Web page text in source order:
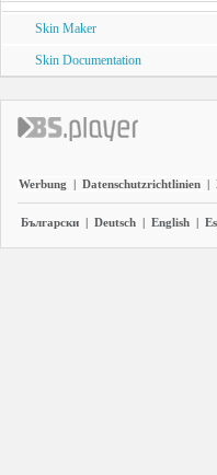
Skin Maker
Skin Documentation
Werbung | Datenschutzrichtlinien |
Български | Deutsch | English |